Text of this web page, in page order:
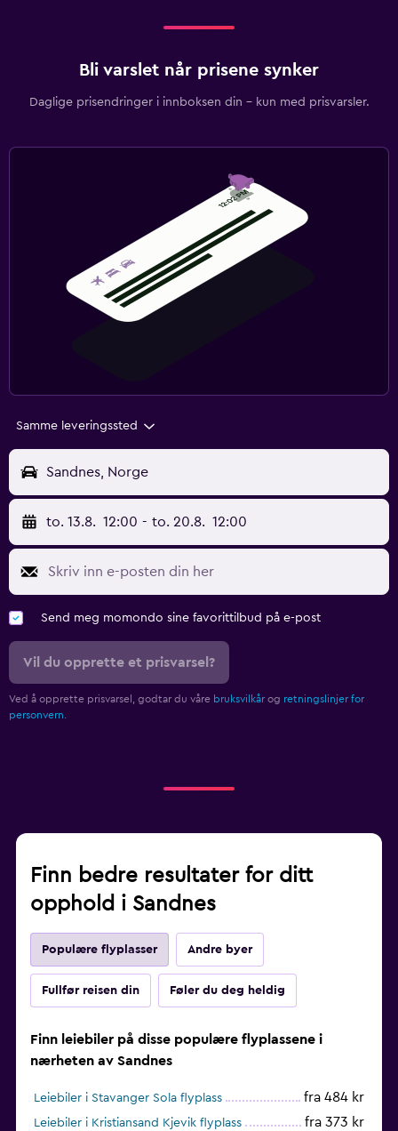
Bli varslet når prisene synker
Daglige prisendringer i innboksen din – kun med prisvarsler.
Samme leveringssted
Sandnes, Norge
to. 13.8. 12:00 - to. 20.8. 12:00
Send meg momondo sine favorittilbud på e-post
Vil du opprette et prisvarsel?
Ved å opprette prisvarsel, godtar du våre bruksvilkår og retningslinjer for
personvern.
Finn bedre resultater for ditt
opphold i Sandnes
Populære flyplasser Andre byer
Fullfør reisen din Føler du deg heldig
Finn leiebiler på disse populære flyplassene i
nærheten av Sandnes
Leiebiler i Stavanger Sola flyplass fra 484 kr
Leiebiler i Kristiansand Kjevik flyplass fra 373 kr